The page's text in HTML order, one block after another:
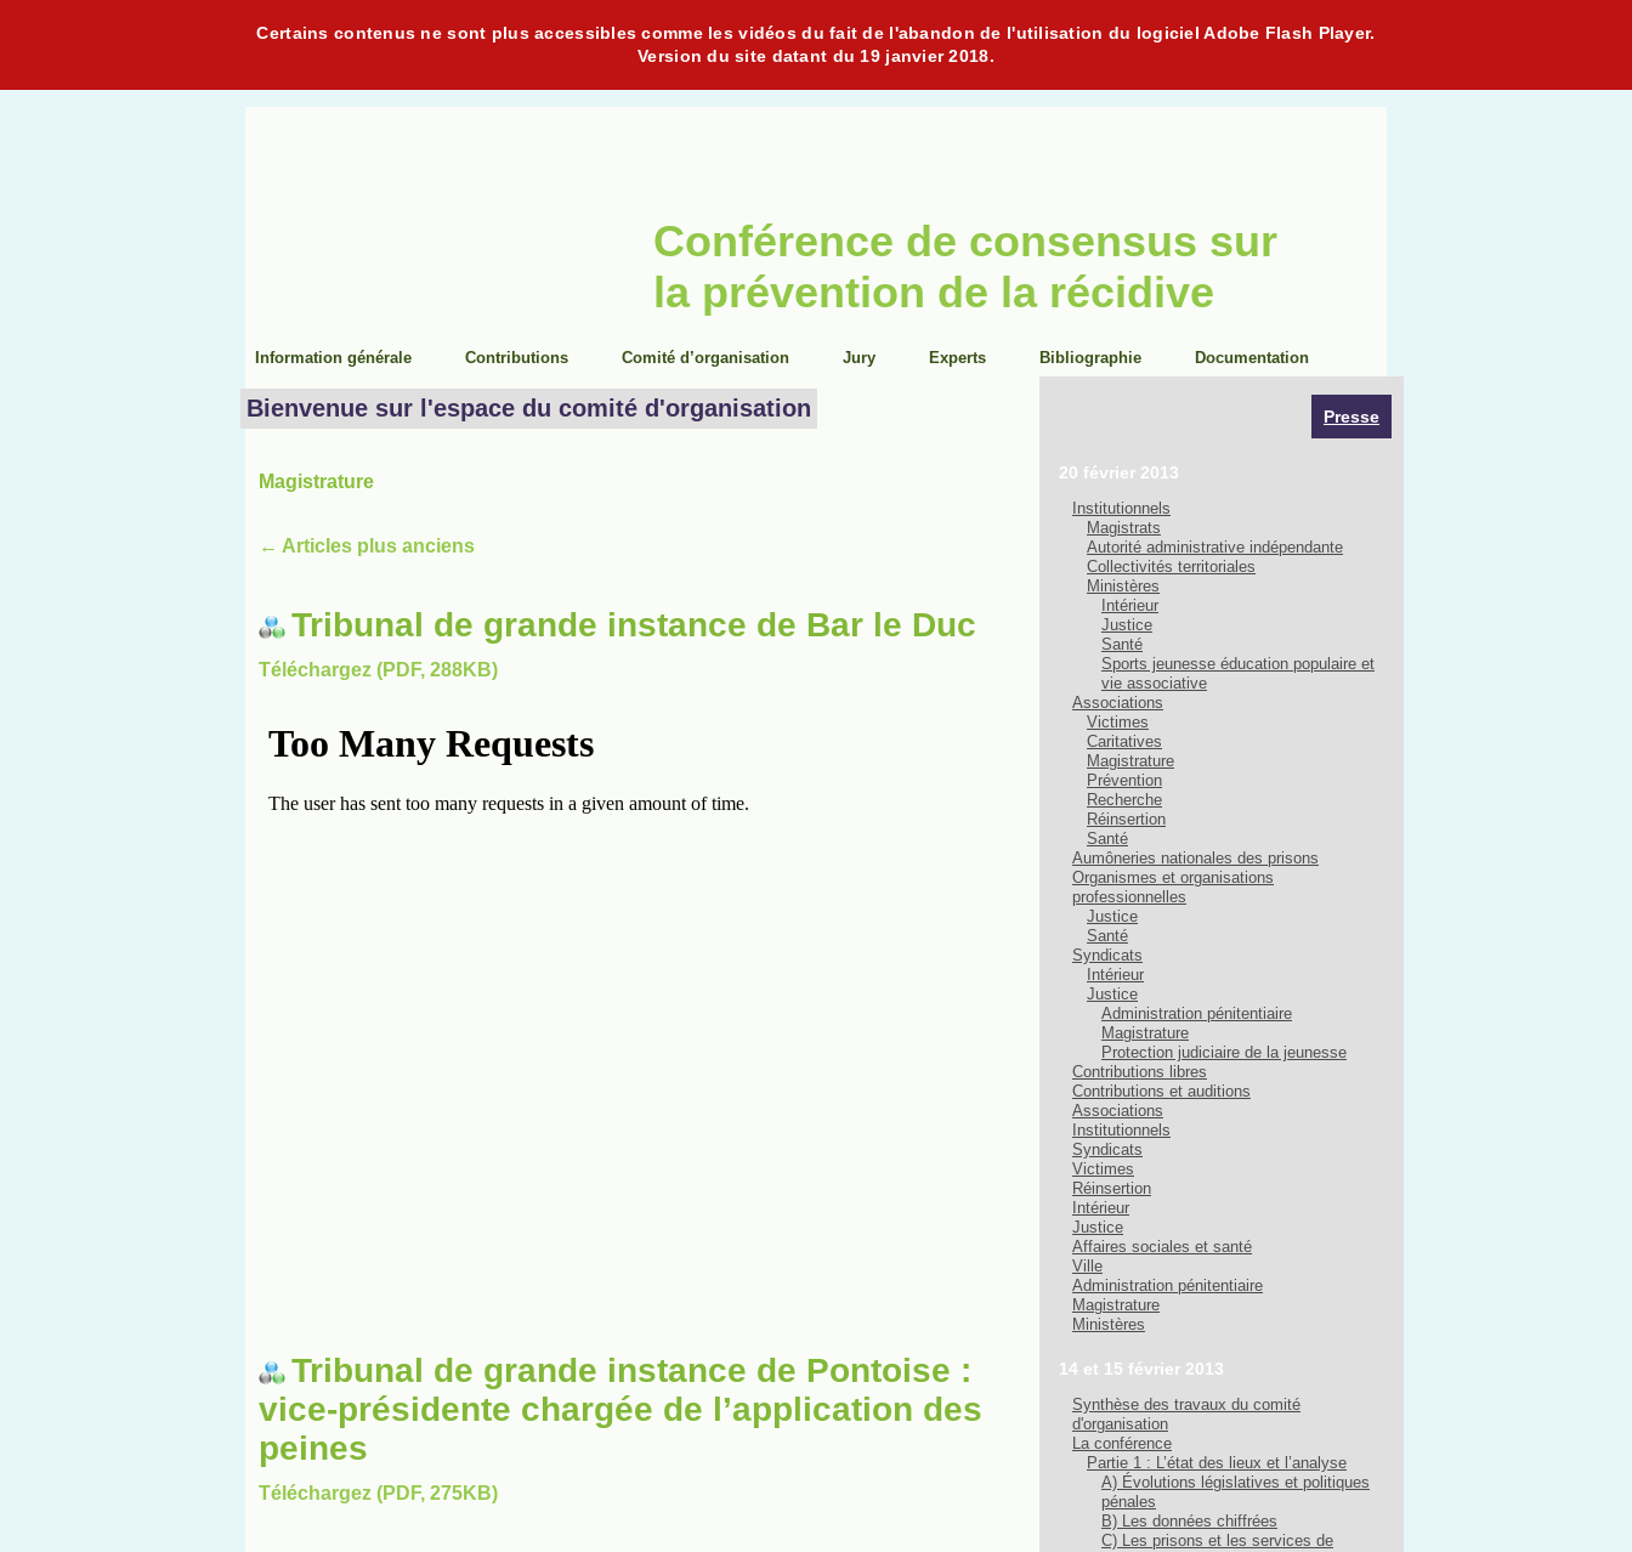
Certains contenus ne sont plus accessibles comme les vidéos du fait de l'abandon de l'utilisation du logiciel Adobe Flash Player.
Version du site datant du 19 janvier 2018.
Conférence de consensus sur
la prévention de la récidive
Information générale Contributions Comité d’organisation Jury Experts Bibliographie Documentation
Bienvenue sur l'espace du comité d'organisation
Magistrature
← Articles plus anciens
Tribunal de grande instance de Bar le Duc
Téléchargez (PDF, 288KB)
Tribunal de grande instance de Pontoise :
vice-présidente chargée de l’application des
peines
Téléchargez (PDF, 275KB)
Presse
20 février 2013
Institutionnels
Magistrats
Autorité administrative indépendante
Collectivités territoriales
Ministères
Intérieur
Justice
Santé
Sports jeunesse éducation populaire et
vie associative
Associations
Victimes
Caritatives
Magistrature
Prévention
Recherche
Réinsertion
Santé
Aumôneries nationales des prisons
Organismes et organisations
professionnelles
Justice
Santé
Syndicats
Intérieur
Justice
Administration pénitentiaire
Magistrature
Protection judiciaire de la jeunesse
Contributions libres
Contributions et auditions
Associations
Institutionnels
Syndicats
Victimes
Réinsertion
Intérieur
Justice
Affaires sociales et santé
Ville
Administration pénitentiaire
Magistrature
Ministères
14 et 15 février 2013
Synthèse des travaux du comité
d'organisation
La conférence
Partie 1 : L’état des lieux et l’analyse
A) Évolutions législatives et politiques
pénales
B) Les données chiffrées
C) Les prisons et les services de